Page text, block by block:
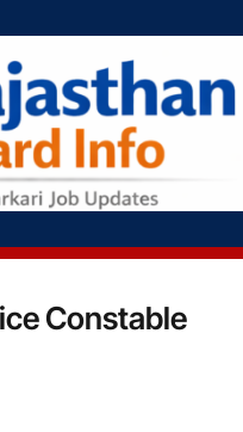
Constable